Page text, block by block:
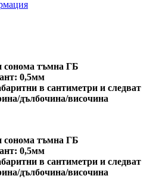
сонома тъмна ГБ
0,5мм
в сантиметри и следват
дълбочина/височина
сонома тъмна ГБ
0,5мм
в сантиметри и следват
дълбочина/височина